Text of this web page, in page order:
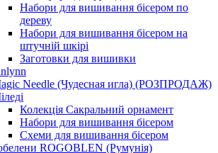
Набори для вишивання бісером по
дереву
Набори для вишивання бісером на
штучній шкірі
Заготовки для вишивки
Needle (Чудесная игла) (РОЗПРОДАЖ)
Колекція Сакральний орнамент
Набори для вишивання бісером
Схеми для вишивання бісером
ROGOBLEN (Румунія)